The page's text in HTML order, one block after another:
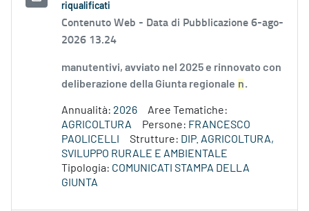
riqualificati
Contenuto Web - Data di Pubblicazione 6-ago-
2026 13.24
manutentivi, avviato nel 2025 e rinnovato con
deliberazione della Giunta regionale n.
Annualità: 2026
Aree Tematiche:
AGRICOLTURA
Persone: FRANCESCO
PAOLICELLI
Strutture: DIP. AGRICOLTURA,
SVILUPPO RURALE E AMBIENTALE
Tipologia: COMUNICATI STAMPA DELLA
GIUNTA